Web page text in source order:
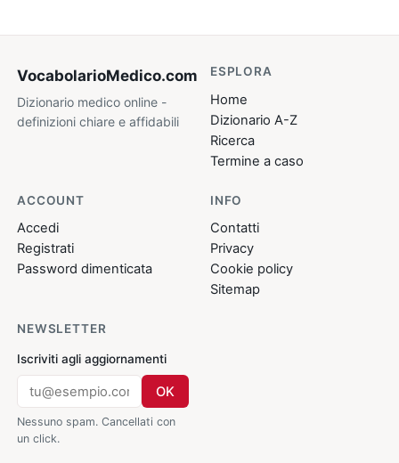
VocabolarioMedico.com
Dizionario medico online -
definizioni chiare e affidabili
ESPLORA
Home
Dizionario A-Z
Ricerca
Termine a caso
ACCOUNT
Accedi
Registrati
Password dimenticata
INFO
Contatti
Privacy
Cookie policy
Sitemap
NEWSLETTER
Iscriviti agli aggiornamenti
OK
Nessuno spam. Cancellati con
un click.